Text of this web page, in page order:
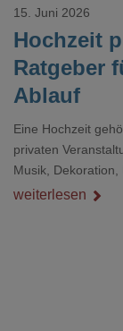
Hochzeit
Ratgeber
Ablauf
15. Juni 2026
Eine Hochzeit
privaten
Musik,
zusammenpassen,
weiterlesen